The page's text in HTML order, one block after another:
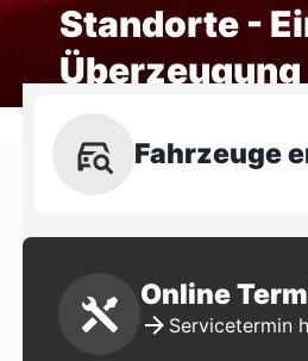
Standorte -
Überzeugung
Fahrzeuge
Online
Servicetermin